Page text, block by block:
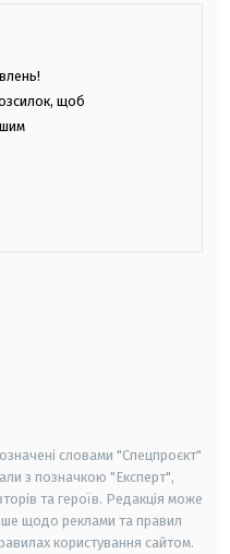
щоб
словами "Спецпроєкт"
з позначкою "Експерт",
та героїв. Редакція може
щодо реклами та правил
користування сайтом.